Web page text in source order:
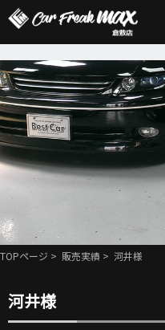
TOPページ > 販売実績 > 河井様
河井様